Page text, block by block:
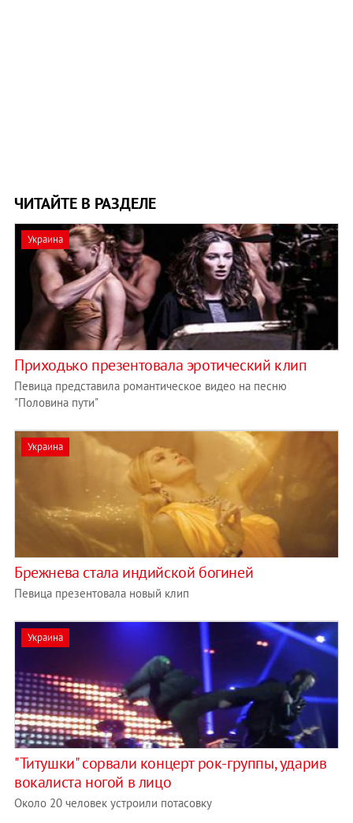
ЧИТАЙТЕ В РАЗДЕЛЕ
Украина
Приходько презентовала эротический клип
Певица представила романтическое видео на песню
"Половина пути"
Украина
Брежнева стала индийской богиней
Певица презентовала новый клип
Украина
"Титушки" сорвали концерт рок-группы, ударив
вокалиста ногой в лицо
Около 20 человек устроили потасовку